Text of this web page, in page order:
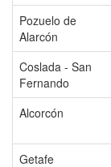
Pozuelo de
Alarcón
Coslada - San
Fernando
Alcorcón
Getafe